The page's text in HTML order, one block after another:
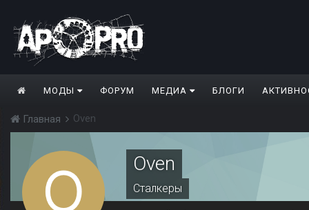
МОДЫ ФОРУМ МЕДИА БЛОГИ
Главная Oven
Oven
Сталкеры